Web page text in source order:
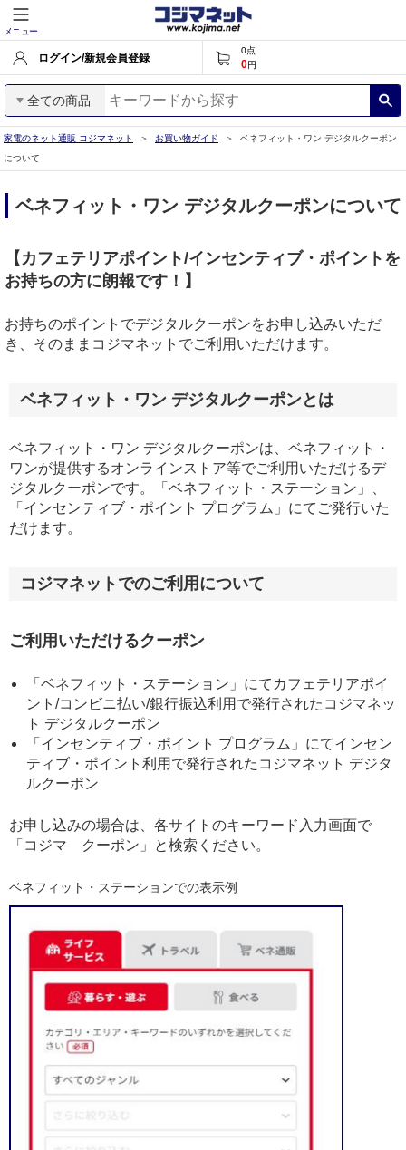
メニュー
ログイン/新規会員登録
0点
0円
全ての商品
家電のネット通販 コジマネット お買い物ガイド
ベネフィット・ワン デジタルクーポン
について
ベネフィット・ワン デジタルクーポンについて
【カフェテリアポイント/インセンティブ・ポイントを
お持ちの方に朗報です！】
お持ちのポイントでデジタルクーポンをお申し込みいただ
き、そのままコジマネットでご利用いただけます。
ベネフィット・ワン デジタルクーポンとは
ベネフィット・ワン デジタルクーポンは、ベネフィット・
ワンが提供するオンラインストア等でご利用いただけるデ
ジタルクーポンです。「ベネフィット・ステーション」、
「インセンティブ・ポイント プログラム」にてご発行いた
だけます。
コジマネットでのご利用について
ご利用いただけるクーポン
「ベネフィット・ステーション」にてカフェテリアポイ
ント/コンビニ払い/銀行振込利用で発行されたコジマネッ
ト デジタルクーポン
「インセンティブ・ポイント プログラム」にてインセン
ティブ・ポイント利用で発行されたコジマネット デジタ
ルクーポン
お申し込みの場合は、各サイトのキーワード入力画面で
「コジマ クーポン」と検索ください。
ベネフィット・ステーションでの表示例